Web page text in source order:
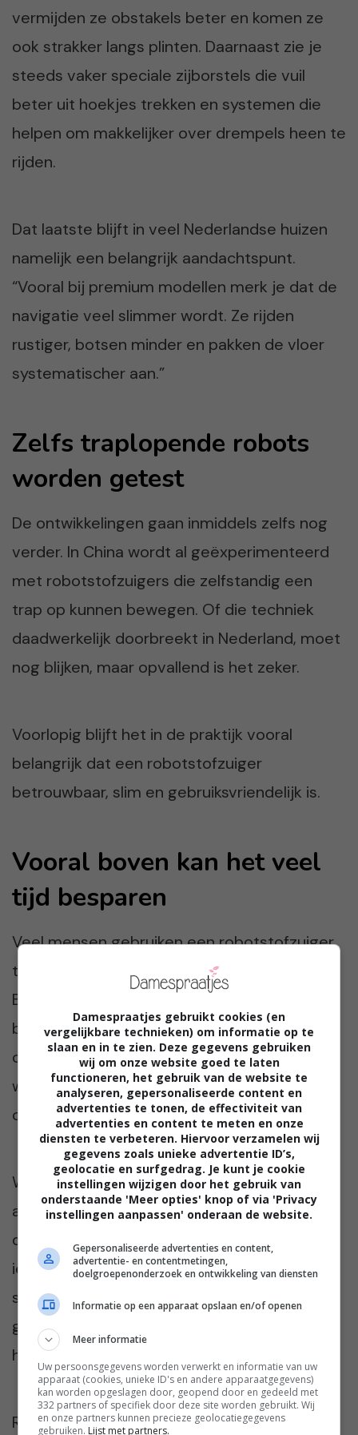
vermijden ze obstakels beter en komen ze
ook strakker langs plinten. Daarnaast zie je
steeds vaker speciale zijborstels die vuil
beter uit hoekjes trekken en systemen die
helpen om makkelijker over drempels heen te
rijden.
Dat laatste blijft in veel Nederlandse huizen
namelijk een belangrijk aandachtspunt.
“Vooral bij premium modellen merk je dat de
navigatie veel slimmer wordt. Ze rijden
rustiger, botsen minder en pakken de vloer
systematischer aan.”
Zelfs traplopende robots
worden getest
De ontwikkelingen gaan inmiddels zelfs nog
verder. In China wordt al geëxperimenteerd
met robotstofzuigers die zelfstandig een
trap op kunnen bewegen. Of die techniek
daadwerkelijk doorbreekt in Nederland, moet
nog blijken, maar opvallend is het zeker.
Voorlopig blijft het in de praktijk vooral
belangrijk dat een robotstofzuiger
betrouwbaar, slim en gebruiksvriendelijk is.
Vooral boven kan het veel
tijd besparen
Veel mensen gebruiken een robotstofzuiger
tegenwoordig strategisch in huis.
Bijvoorbeeld door er eentje permanent
boven neer te zetten. Slaapkamers en
overloopruimtes kosten tijdens een
wekelijkse schoonmaakbeurt vaak
ongemerkt behoorlijk wat tijd.
Wanneer een robotstofzuiger daar dagelijks
automatisch stof en vuil verwijdert, scheelt
dat al snel flink wat werk. “Als je normaal
iedere week een half uur boven aan het
stofzuigen bent en een robot neemt dat
grotendeels over, dan kun je zelf uitrekenen
hoeveel tijd dat op maandbasis bespaart.”
Robotstofzuigers zijn dus misschien nog niet
Damespraatjes gebruikt cookies (en
vergelijkbare technieken) om informatie op te
slaan en in te zien. Deze gegevens gebruiken
wij om onze website goed te laten
functioneren, het gebruik van de website te
analyseren, gepersonaliseerde content en
advertenties te tonen, de effectiviteit van
advertenties en content te meten en onze
diensten te verbeteren. Hiervoor verzamelen wij
gegevens zoals unieke advertentie ID’s,
geolocatie en surfgedrag. Je kunt je cookie
instellingen wijzigen door het gebruik van
onderstaande 'Meer opties' knop of via 'Privacy
instellingen aanpassen' onderaan de website.
Gepersonaliseerde advertenties en content,
advertentie- en contentmetingen,
doelgroepenonderzoek en ontwikkeling van diensten
Informatie op een apparaat opslaan en/of openen
Meer informatie
Uw persoonsgegevens worden verwerkt en informatie van uw
apparaat (cookies, unieke ID's en andere apparaatgegevens)
kan worden opgeslagen door, geopend door en gedeeld met
332 partners of specifiek door deze site worden gebruikt. Wij
en onze partners kunnen precieze geolocatiegegevens
gebruiken. Lijst met partners.